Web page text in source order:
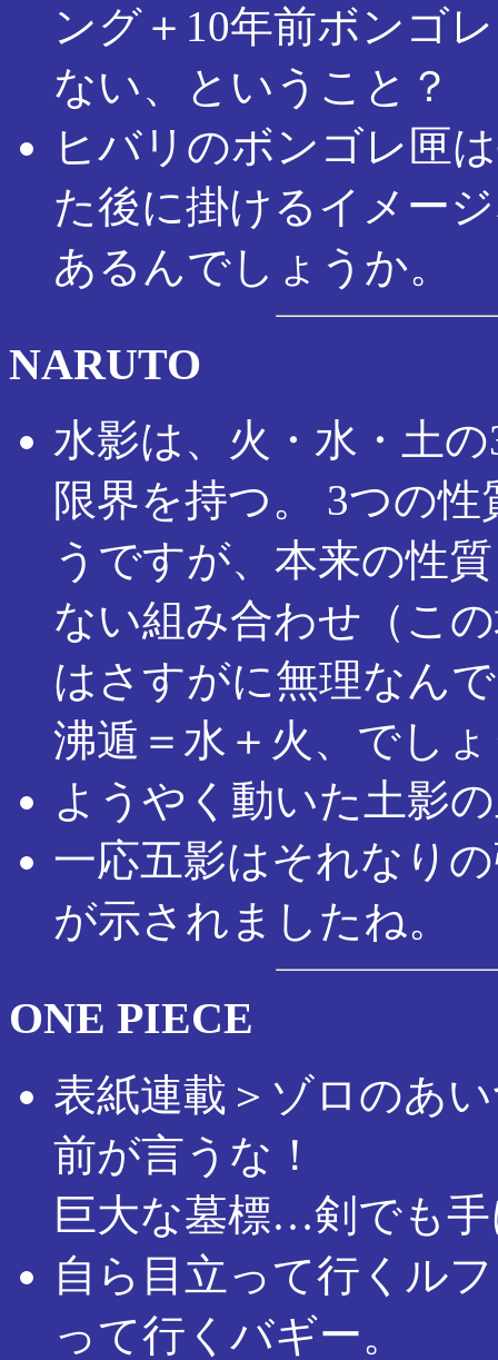
ング＋10年前ボンゴ
ない、ということ？
ヒバリのボンゴレ匣
た後に掛けるイメー
あるんでしょうか。
NARUTO
水影は、火・水・土
限界を持つ。 3つの
うですが、本来の性
ない組み合わせ（こ
はさすがに無理なん
沸遁＝水＋火、でし
ようやく動いた土影
一応五影はそれなり
が示されましたね。
ONE PIECE
表紙連載＞ゾロのあ
前が言うな！
巨大な墓標…剣でも
自ら目立って行くル
って行くバギー。